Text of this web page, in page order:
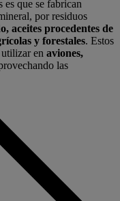
que se fabrican
por residuos
aceites procedentes de
y forestales. Estos
en aviones,
las